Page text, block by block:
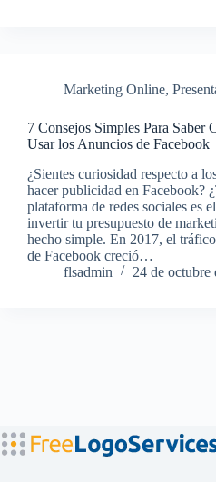
Marketing Online,
7 Consejos Simples Para Saber
Usar los Anuncios de Facebook
¿Sientes curiosidad respecto a
hacer publicidad en Facebook?
plataforma de redes sociales es
invertir tu presupuesto de
hecho simple. En 2017, el
de Facebook creció…
flsadmin
24 de octubre